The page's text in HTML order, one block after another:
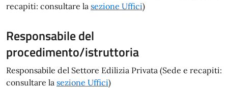
recapiti: consultare la sezione Uffici)
Responsabile del
procedimento/istruttoria
Responsabile del Settore Edilizia Privata (Sede e recapiti:
consultare la sezione Uffici)